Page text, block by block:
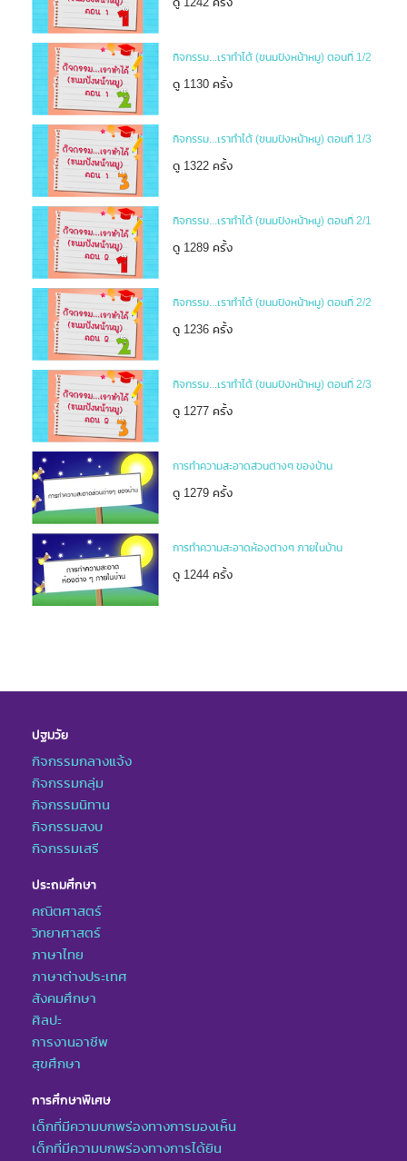
กิจกรรม...เราทำได้ (ขนมปังหน้าหมู) ตอนที่ 1/2
ดู 1130 ครั้ง
กิจกรรม...เราทำได้ (ขนมปังหน้าหมู) ตอนที่ 1/3
ดู 1322 ครั้ง
กิจกรรม...เราทำได้ (ขนมปังหน้าหมู) ตอนที่ 2/1
ดู 1289 ครั้ง
กิจกรรม...เราทำได้ (ขนมปังหน้าหมู) ตอนที่ 2/2
ดู 1236 ครั้ง
กิจกรรม...เราทำได้ (ขนมปังหน้าหมู) ตอนที่ 2/3
ดู 1277 ครั้ง
การทำความสะอาดส่วนต่างๆ ของบ้าน
ดู 1279 ครั้ง
การทำความสะอาดห้องต่างๆ ภายในบ้าน
ดู 1244 ครั้ง
ปฐมวัย
กิจกรรมกลางแจ้ง
กิจกรรมกลุ่ม
กิจกรรมนิทาน
กิจกรรมสงบ
กิจกรรมเสรี
ประถมศึกษา
คณิตศาสตร์
วิทยาศาสตร์
ภาษาไทย
ภาษาต่างประเทศ
สังคมศึกษา
ศิลปะ
การงานอาชีพ
สุขศึกษา
การศึกษาพิเศษ
เด็กที่มีความบกพร่องทางการมองเห็น
เด็กที่มีความบกพร่องทางการได้ยิน